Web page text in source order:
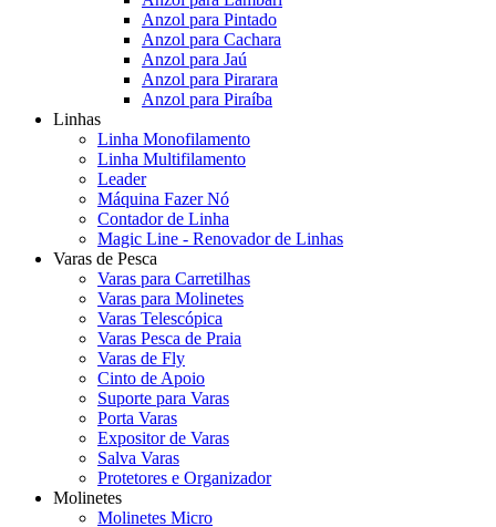
Anzol para Pintado
Anzol para Cachara
Anzol para Jaú
Anzol para Pirarara
Anzol para Piraíba
Linhas
Linha Monofilamento
Linha Multifilamento
Leader
Máquina Fazer Nó
Contador de Linha
Magic Line - Renovador de Linhas
Varas de Pesca
Varas para Carretilhas
Varas para Molinetes
Varas Telescópica
Varas Pesca de Praia
Varas de Fly
Cinto de Apoio
Suporte para Varas
Porta Varas
Expositor de Varas
Salva Varas
Protetores e Organizador
Molinetes
Molinetes Micro